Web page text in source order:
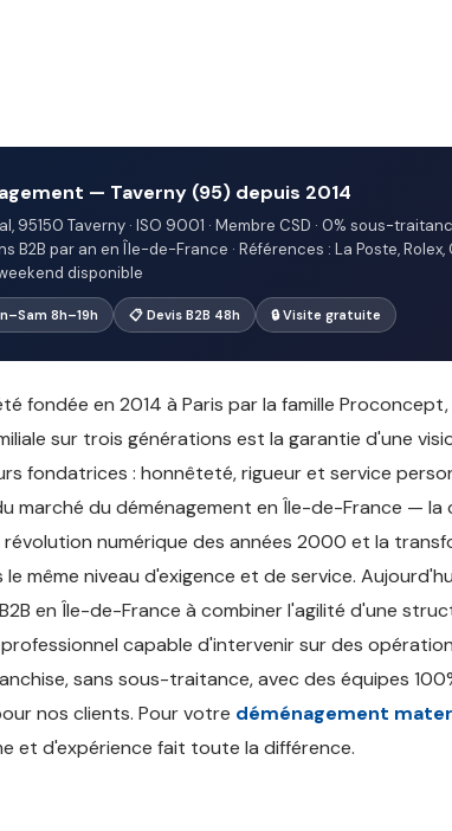
— Taverny (95) depuis 2014
95150 Taverny · ISO 9001 · Membre CSD · 0% sous-
B2B par an en Île-de-France · Références : La Poste, Rolex,
disponible
8h–19h 📋 Devis B2B 48h 🔒 Visite gratuite
fondée en 2014 à Paris par la famille
sur trois générations est la garantie d'une
fondatrices : honnêteté, rigueur et service
marché du déménagement en Île-de-France — la
révolution numérique des années 2000 et la
même niveau d'exigence et de service.
en Île-de-France à combiner l'agilité d'une
capable d'intervenir sur des
sans sous-traitance, avec des équipes
nos clients. Pour votre déménagement
et d'expérience fait toute la différence.